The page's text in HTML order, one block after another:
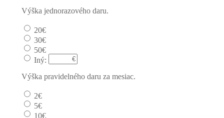
Výška jednorazového daru.
20€
30€
50€
Iný:
Výška pravidelného daru za mesiac.
2€
5€
10€